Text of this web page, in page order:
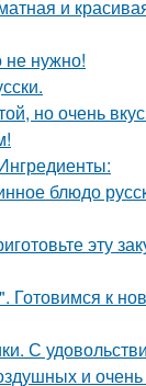
и
не нужно!
но очень
блюдо
эту
Готовимся к
С
и очень